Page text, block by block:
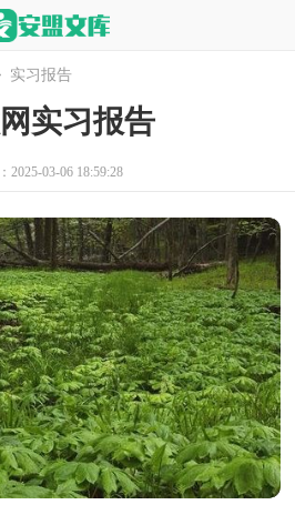
实习报告
实习报告
2025-03-06 18:59:28